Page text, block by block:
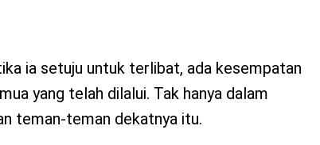
ia setuju untuk terlibat, ada kesempatan
yang telah dilalui. Tak hanya dalam
teman-teman dekatnya itu.